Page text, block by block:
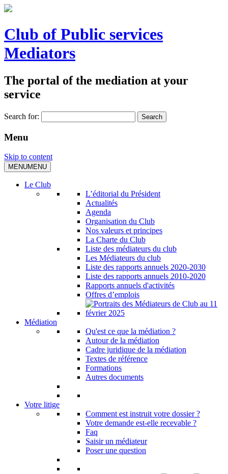
Club of Public services
Mediators
The portal of the mediation at your
service
Search for:
Menu
Skip to content
MENUMENU
Le Club
L’éditorial du Président
Actualités
Agenda
Organisation du Club
Nos valeurs et principes
La Charte du Club
Liste des médiateurs du club
Les Médiateurs du club
Liste des rapports annuels 2020-2030
Liste des rapports annuels 2010-2020
Rapports annuels d'activités
Offres d’emplois
Médiation
Qu'est ce que la médiation ?
Autour de la médiation
Cadre juridique de la médiation
Textes de référence
Formations
Autres documents
Votre litige
Comment est instruit votre dossier ?
Votre demande est-elle recevable ?
Faq
Saisir un médiateur
Poser une question